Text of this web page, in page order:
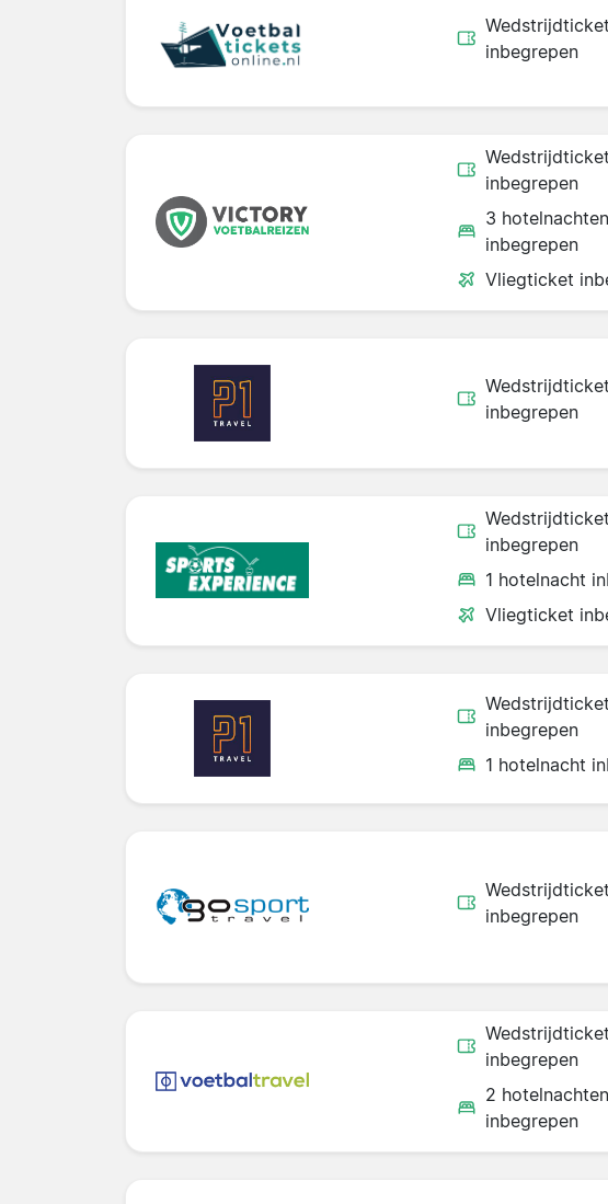
Wedstrijdticket
inbegrepen
Wedstrijdticket
inbegrepen
3 hotelnachten
inbegrepen
Vliegticket
Wedstrijdticket
inbegrepen
Wedstrijdticket
inbegrepen
1 hotelnacht
Vliegticket
Wedstrijdticket
inbegrepen
1 hotelnacht
Wedstrijdticket
inbegrepen
Wedstrijdticket
inbegrepen
2 hotelnachten
inbegrepen